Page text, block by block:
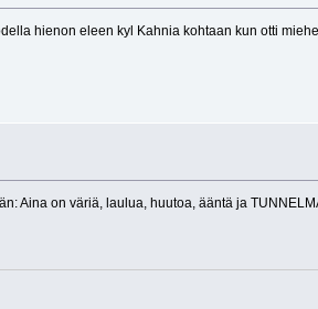
hienon eleen kyl Kahnia kohtaan kun otti
Aina on väriä, laulua, huutoa, ääntä ja